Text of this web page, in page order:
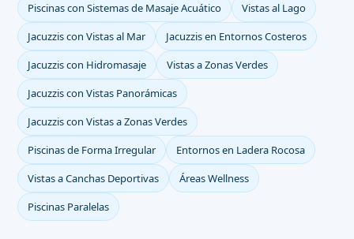
Piscinas con Sistemas de Masaje Acuático
Vistas al Lago
Jacuzzis con Vistas al Mar
Jacuzzis en Entornos Costeros
Jacuzzis con Hidromasaje
Vistas a Zonas Verdes
Jacuzzis con Vistas Panorámicas
Jacuzzis con Vistas a Zonas Verdes
Piscinas de Forma Irregular
Entornos en Ladera Rocosa
Vistas a Canchas Deportivas
Áreas Wellness
Piscinas Paralelas